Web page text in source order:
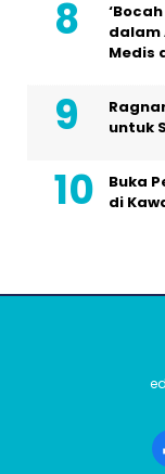
dalam
Medis
untuk
Buka
di